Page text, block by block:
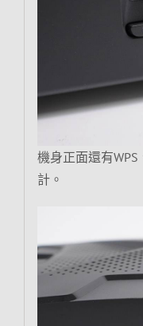
機身正面還有
計。